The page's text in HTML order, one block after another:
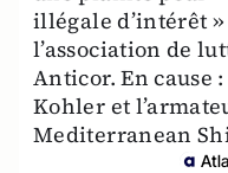
illégale d’intérêt
l’association de
Anticor. En cause
Kohler et
Mediterranean